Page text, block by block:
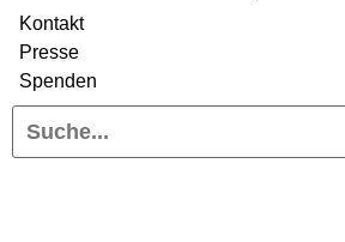
Kontakt
Presse
Spenden